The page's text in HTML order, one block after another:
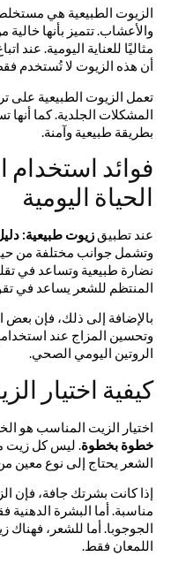
الزيوت الطبيعية هي
والأعشاب. تتميز بأنها خالية من
مثاليًا للعناية اليومية. عند اتباع
أن هذه الزيوت لا تُستخدم فقط
تعمل الزيوت الطبيعية على
المشكلات الجلدية. كما أنها
بطريقة طبيعية وآمنة.
فوائد استخدام
الحياة اليومية
عند تطبيقزيوت طبيعية:
وتشمل جوانب مختلفة من
نضارة طبيعية وتساعد في
المنتظم للشعر يساعد في
بالإضافة إلى ذلك، فإن بعض
وتحسين المزاج عند
الروتين اليومي الصحي.
كيفية اختيار
اختيار الزيت المناسب هو
خطوة بخطوة. ليس كل زيت
الشعر يحتاج إلى نوع معين من
إذا كانت بشرتك جافة، فإن
مناسبة. أما البشرة الدهنية
الجوجوبا. أما للشعر، فهناك
اللمعان فقط.